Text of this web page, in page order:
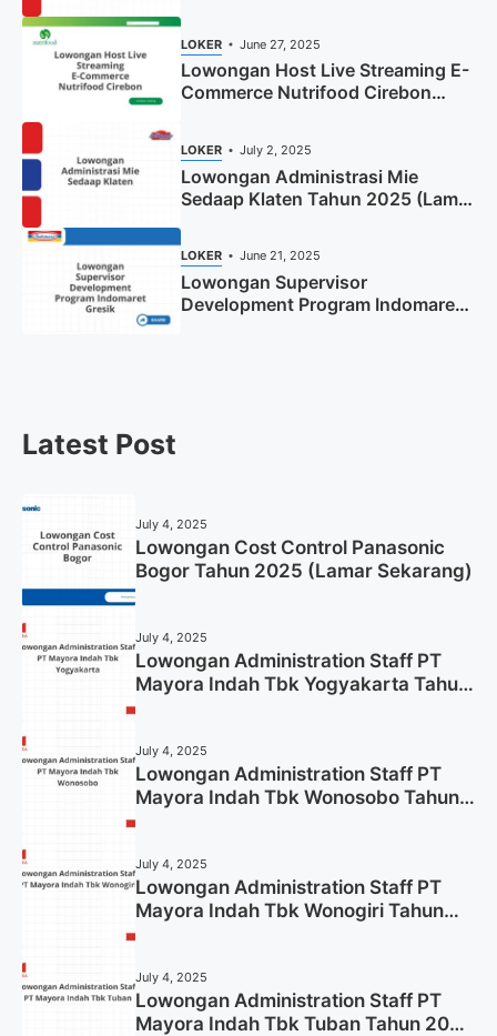
LOKER June 27, 2025
Lowongan Host Live Streaming E-
Commerce Nutrifood Cirebon
LOKER July 2, 2025
Lowongan Administrasi Mie
Sedaap Klaten Tahun 2025 (Lamar
LOKER June 21, 2025
Lowongan Supervisor
Development Program Indomaret
Latest Post
July 4, 2025
Lowongan Cost Control Panasonic
Bogor Tahun 2025 (Lamar Sekarang)
July 4, 2025
Lowongan Administration Staff PT
Mayora Indah Tbk Yogyakarta Tahun
July 4, 2025
Lowongan Administration Staff PT
Mayora Indah Tbk Wonosobo Tahun
July 4, 2025
Lowongan Administration Staff PT
Mayora Indah Tbk Wonogiri Tahun
July 4, 2025
Lowongan Administration Staff PT
Mayora Indah Tbk Tuban Tahun 2025